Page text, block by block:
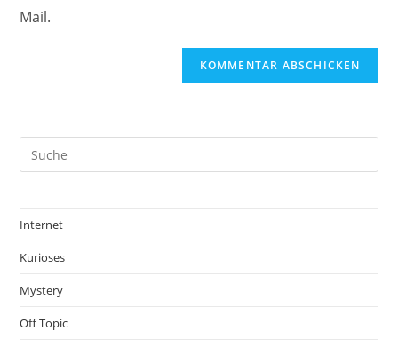
Mail.
Internet
Kurioses
Mystery
Off Topic